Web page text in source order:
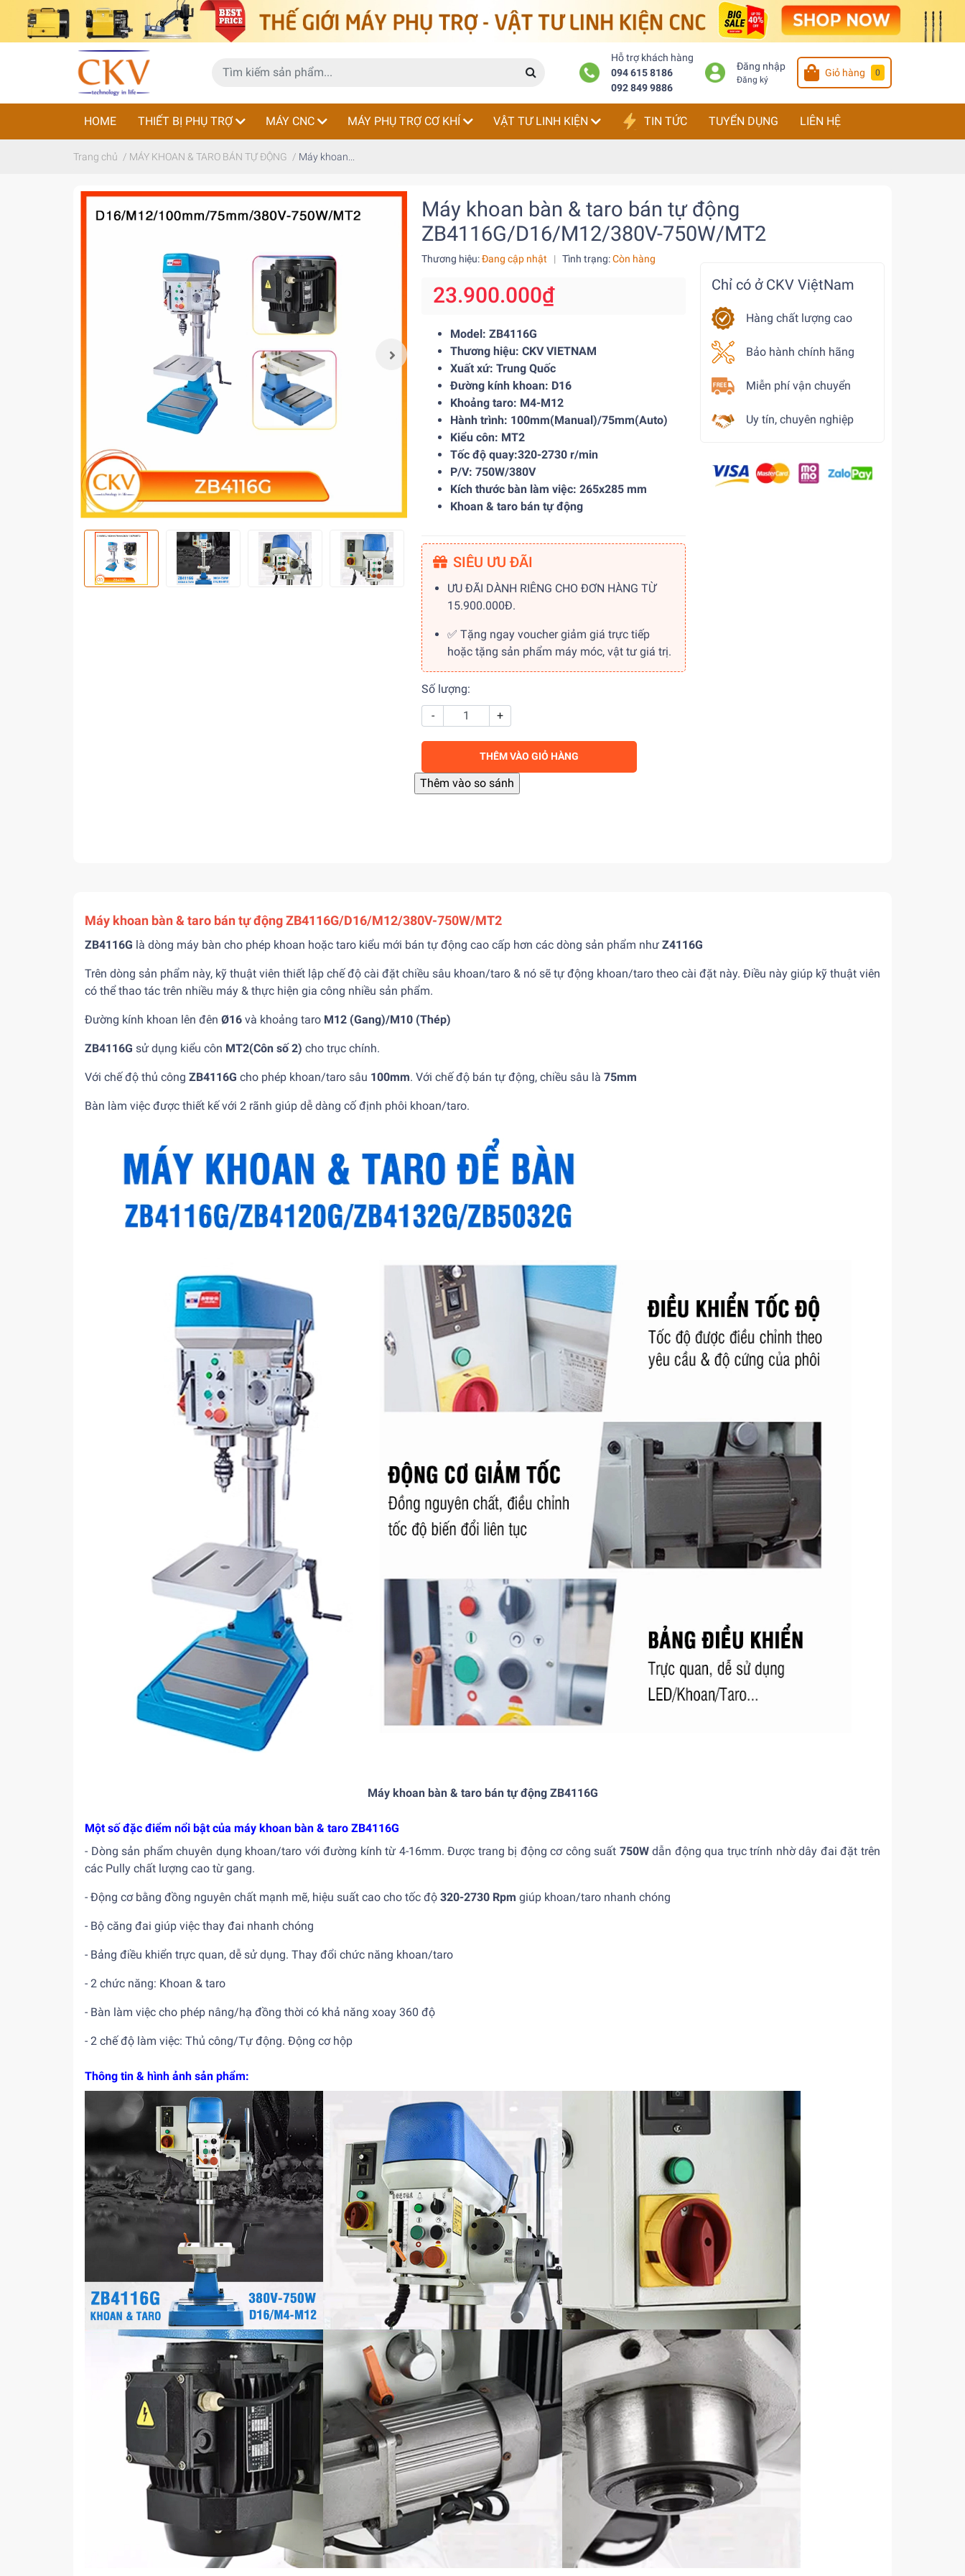
Hỗ trợ khách hàng
094 615 8186
092 849 9886
Đăng nhập
Đăng ký
Giỏ hàng 0
HOME THIẾT BỊ PHỤ TRỢ MÁY CNC MÁY PHỤ TRỢ CƠ KHÍ VẬT TƯ LINH KIỆN TIN TỨC TUYỂN DỤNG LIÊN HỆ
Trang chủ / MÁY KHOAN & TARO BÁN TỰ ĐỘNG / Máy khoan...
Máy khoan bàn & taro bán tự động
ZB4116G/D16/M12/380V-750W/MT2
Thương hiệu:Đang cập nhật | Tình trạng:Còn hàng
23.900.000₫
Model: ZB4116G
Thương hiệu: CKV VIETNAM
Xuất xứ: Trung Quốc
Đường kính khoan: D16
Khoảng taro: M4-M12
Hành trình: 100mm(Manual)/75mm(Auto)
Kiểu côn: MT2
Tốc độ quay:320-2730 r/min
P/V: 750W/380V
Kích thước bàn làm việc: 265x285 mm
Khoan & taro bán tự động
SIÊU ƯU ĐÃI
ƯU ĐÃI DÀNH RIÊNG CHO ĐƠN HÀNG TỪ
15.900.000Đ.
✅ Tặng ngay voucher giảm giá trực tiếp
hoặc tặng sản phẩm máy móc, vật tư giá trị.
Số lượng:
-
+
THÊM VÀO GIỎ HÀNG
Chỉ có ở CKV ViệtNam
Hàng chất lượng cao
Bảo hành chính hãng
Miễn phí vận chuyển
Uy tín, chuyên nghiệp
Máy khoan bàn & taro bán tự động ZB4116G/D16/M12/380V-750W/MT2
ZB4116G là dòng máy bàn cho phép khoan hoặc taro kiểu mới bán tự động cao cấp hơn các dòng sản phẩm như Z4116G
Trên dòng sản phẩm này, kỹ thuật viên thiết lập chế độ cài đặt chiều sâu khoan/taro & nó sẽ tự động khoan/taro theo cài đặt này. Điều này giúp kỹ thuật viên
có thể thao tác trên nhiều máy & thực hiện gia công nhiều sản phẩm.
Đường kính khoan lên đên Ø16 và khoảng taro M12 (Gang)/M10 (Thép)
ZB4116G sử dụng kiểu côn MT2(Côn số 2) cho trục chính.
Với chế độ thủ công ZB4116G cho phép khoan/taro sâu 100mm. Với chế độ bán tự động, chiều sâu là 75mm
Bàn làm việc được thiết kế với 2 rãnh giúp dễ dàng cố định phôi khoan/taro.
Máy khoan bàn & taro bán tự động ZB4116G
Một số đặc điểm nổi bật của máy khoan bàn & taro ZB4116G
- Dòng sản phẩm chuyên dụng khoan/taro với đường kính từ 4-16mm. Được trang bị động cơ công suất 750Wdẫn động qua trục trính nhờ dây đai đặt trên
các Pully chất lượng cao từ gang.
- Động cơ bằng đồng nguyên chất mạnh mẽ, hiệu suất cao cho tốc độ 320-2730 Rpm giúp khoan/taro nhanh chóng
- Bộ căng đai giúp việc thay đai nhanh chóng
- Bảng điều khiển trực quan, dễ sử dụng. Thay đổi chức năng khoan/taro
- 2 chức năng: Khoan & taro
- Bàn làm việc cho phép nâng/hạ đồng thời có khả năng xoay 360 độ
- 2 chế độ làm việc: Thủ công/Tự động. Động cơ hộp
Thông tin & hình ảnh sản phẩm: